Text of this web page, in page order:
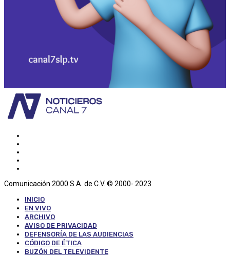
Comunicación 2000 S.A. de C.V. © 2000- 2023
INICIO
EN VIVO
ARCHIVO
AVISO DE PRIVACIDAD
DEFENSORÍA DE LAS AUDIENCIAS
CÓDIGO DE ÉTICA
BUZÓN DEL TELEVIDENTE